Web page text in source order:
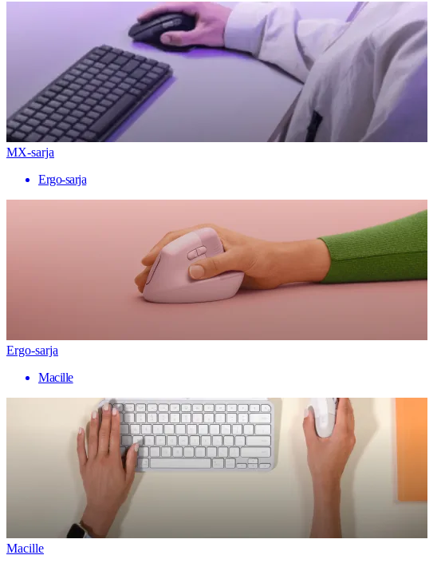
MX-sarja
Ergo-sarja
Ergo-sarja
Macille
Macille